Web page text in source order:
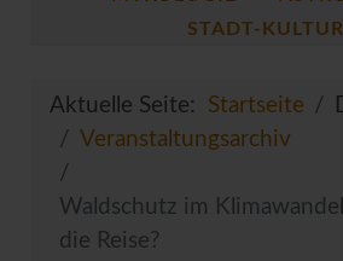
STADT-KULTUR
Aktuelle Seite: Startseite
Veranstaltungsarchiv
Waldschutz im
die Reise?